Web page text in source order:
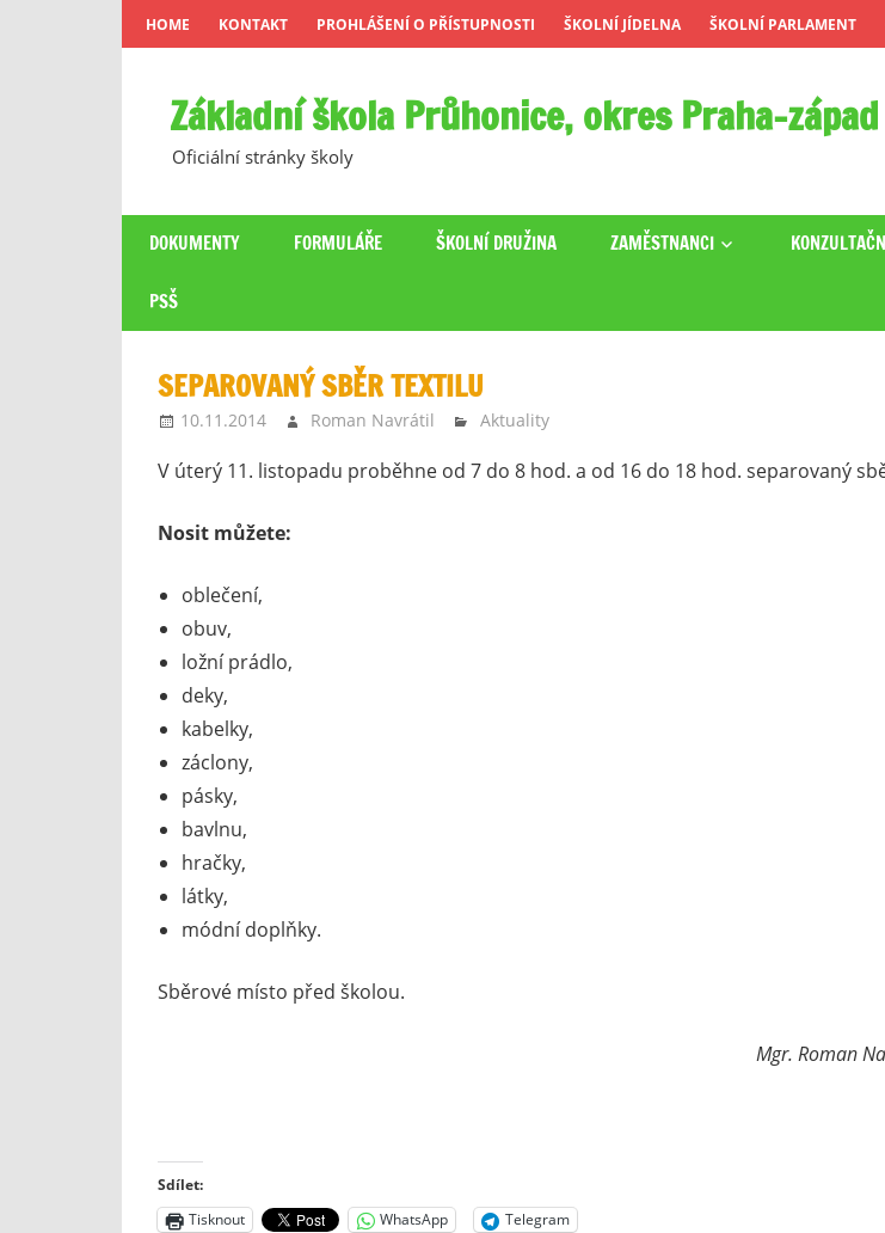
Skip
to
HOME KONTAKT PROHLÁŠENÍ O PŘÍSTUPNOSTI ŠKOLNÍ JÍDELNA ŠKOLNÍ PARLAMENT
Základní škola Průhonice, okres Praha-západ
Oficiální stránky školy
DOKUMENTY FORMULÁŘE ŠKOLNÍ DRUŽINA ZAMĚSTNANCI
PSŠ
SEPAROVANÝ SBĚR TEXTILU
10.11.2014 Roman Navrátil Aktuality
V úterý 11. listopadu proběhne od 7 do 8 hod. a od 16 do 18 hod. separovaný
Nosit můžete:
oblečení,
obuv,
ložní prádlo,
deky,
kabelky,
záclony,
pásky,
bavlnu,
hračky,
látky,
módní doplňky.
Sběrové místo před školou.
Mgr. Roman
Sdílet:
Tisknout
WhatsApp Telegram